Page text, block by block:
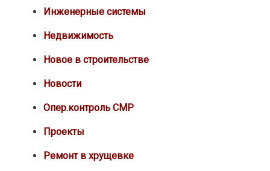
Инженерные системы
Недвижимость
Новое в строительстве
Новости
Опер.контроль СМР
Проекты
Ремонт в хрущевке